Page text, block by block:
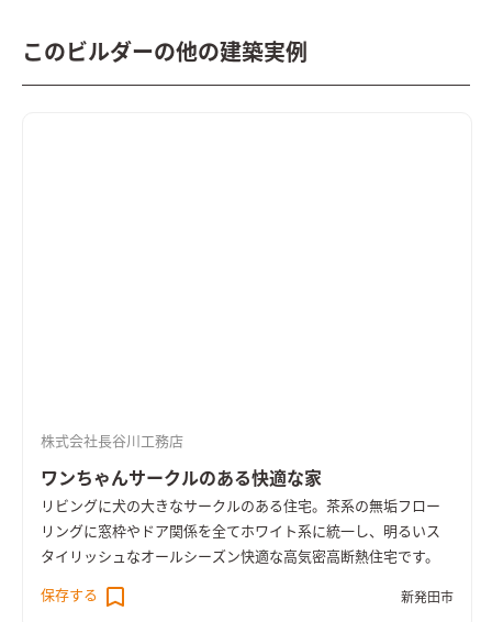
このビルダーの他の建築実例
株式会社長谷川工務店
ワンちゃんサークルのある快適な家
リビングに犬の大きなサークルのある住宅。茶系の無垢フロー
リングに窓枠やドア関係を全てホワイト系に統一し、明るいス
タイリッシュなオールシーズン快適な高気密高断熱住宅です。
保存する 新発田市